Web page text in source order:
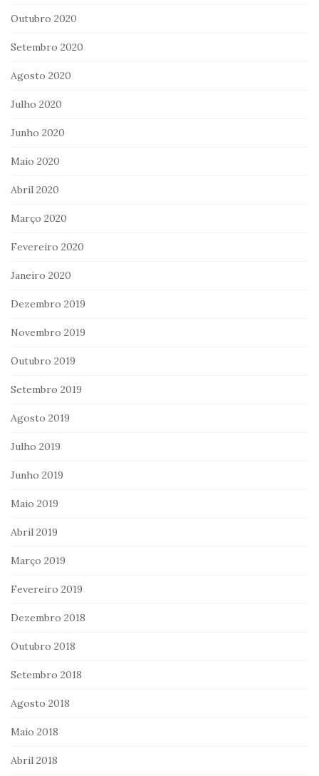
Outubro 2020
Setembro 2020
Agosto 2020
Julho 2020
Junho 2020
Maio 2020
Abril 2020
Março 2020
Fevereiro 2020
Janeiro 2020
Dezembro 2019
Novembro 2019
Outubro 2019
Setembro 2019
Agosto 2019
Julho 2019
Junho 2019
Maio 2019
Abril 2019
Março 2019
Fevereiro 2019
Dezembro 2018
Outubro 2018
Setembro 2018
Agosto 2018
Maio 2018
Abril 2018